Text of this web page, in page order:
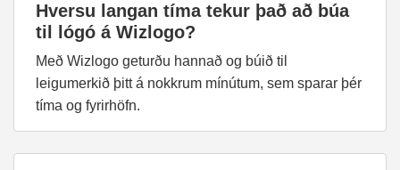
Hversu langan tíma tekur það að búa
til lógó á Wizlogo?
Með Wizlogo geturðu hannað og búið til
leigumerkið þitt á nokkrum mínútum, sem sparar þér
tíma og fyrirhöfn.